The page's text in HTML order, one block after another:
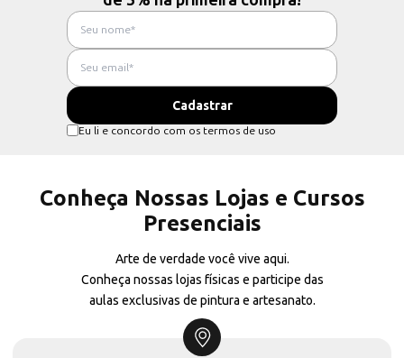
Eu li e concordo com os termos de uso
Conheça Nossas Lojas e Cursos
Presenciais
Arte de verdade você vive aqui.
Conheça nossas lojas físicas e participe das
aulas exclusivas de pintura e artesanato.